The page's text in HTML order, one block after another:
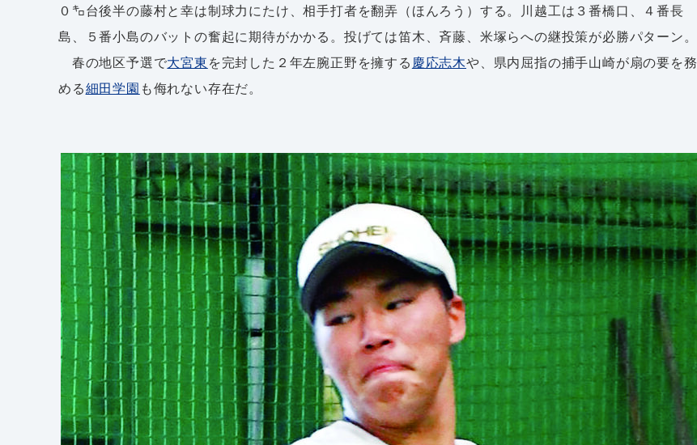
０㌔台後半の藤村と幸は制球力にたけ、相手打者を翻弄（ほんろう）する。川越工は３番橋口、４番長
島、５番小島のバットの奮起に期待がかかる。投げては笛木、斉藤、米塚らへの継投策が必勝パターン。
春の地区予選で大宮東を完封した２年左腕正野を擁する慶応志木や、県内屈指の捕手山崎が扇の要を務
める細田学園 も侮れない存在だ。